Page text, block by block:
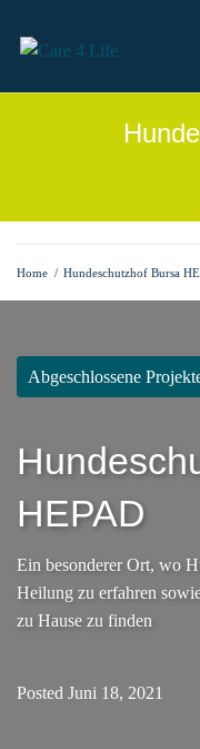
Home / Hundeschutzhof Bursa
Abgeschlossene
HEPAD
Ein besonderer Ort, wo
Heilung zu erfahren
zu Hause zu finden
Posted Juni 18, 2021